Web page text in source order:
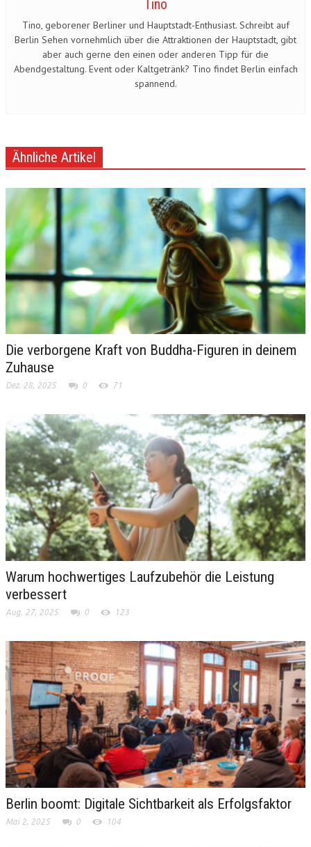
Tino
Tino, geborener Berliner und Hauptstadt-Enthusiast. Schreibt auf
Berlin Sehen vornehmlich über die Attraktionen der Hauptstadt, gibt
aber auch gerne den einen oder anderen Tipp für die
Abendgestaltung. Event oder Kaltgetränk? Tino findet Berlin einfach
spannend.
Ähnliche Artikel
Die verborgene Kraft von Buddha-Figuren in deinem
Zuhause
Dez. 28, 2025 0 71
Warum hochwertiges Laufzubehör die Leistung
verbessert
Aug. 27, 2025 0 123
Berlin boomt: Digitale Sichtbarkeit als Erfolgsfaktor
Mai 2, 2025 0 104